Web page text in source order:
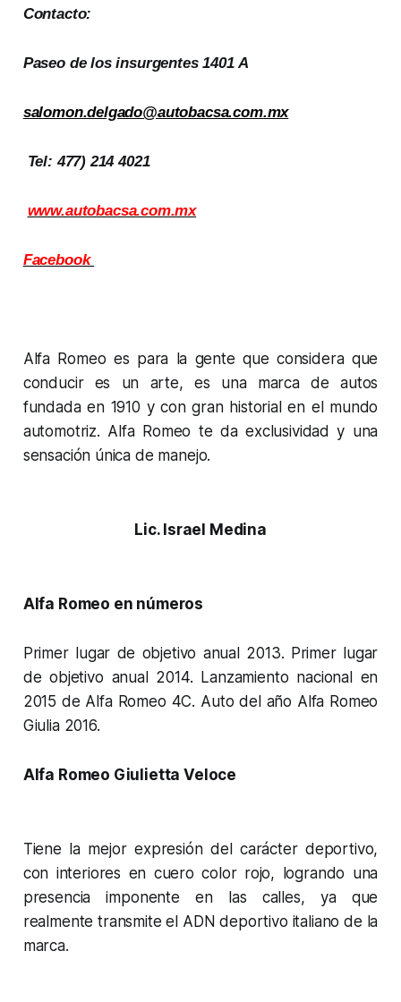
Contacto:
Paseo de los insurgentes 1401 A
salomon.delgado@autobacsa.com.mx
Tel: 477) 214 4021
www.autobacsa.com.mx
Facebook
Alfa Romeo es para la gente que considera que
conducir es un arte, es una marca de autos
fundada en 1910 y con gran historial en el mundo
automotriz. Alfa Romeo te da exclusividad y una
sensación única de manejo.
Lic. Israel Medina
Alfa Romeo en números
Primer lugar de objetivo anual 2013. Primer lugar
de objetivo anual 2014. Lanzamiento nacional en
2015 de Alfa Romeo 4C. Auto del año Alfa Romeo
Giulia 2016.
Alfa Romeo Giulietta Veloce
Tiene la mejor expresión del carácter deportivo,
con interiores en cuero color rojo, logrando una
presencia imponente en las calles, ya que
realmente transmite el ADN deportivo italiano de la
marca.